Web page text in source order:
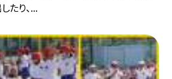
たり、...